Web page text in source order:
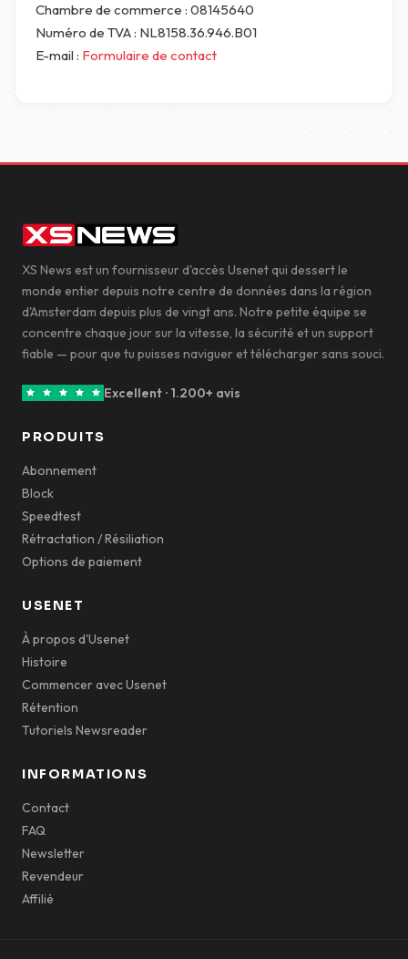
Chambre de commerce : 08145640
Numéro de TVA : NL8158.36.946.B01
E-mail : Formulaire de contact
XS News est un fournisseur d'accès Usenet qui dessert le
monde entier depuis notre centre de données dans la région
d'Amsterdam depuis plus de vingt ans. Notre petite équipe se
concentre chaque jour sur la vitesse, la sécurité et un support
fiable — pour que tu puisses naviguer et télécharger sans souci.
Excellent · 1.200+ avis
PRODUITS
Abonnement
Block
Speedtest
Rétractation / Résiliation
Options de paiement
USENET
À propos d'Usenet
Histoire
Commencer avec Usenet
Rétention
Tutoriels Newsreader
INFORMATIONS
Contact
FAQ
Newsletter
Revendeur
Affilié